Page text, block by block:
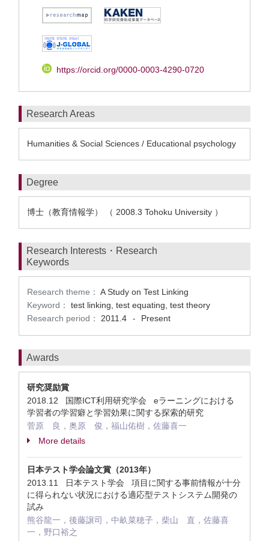
https://orcid.org/0000-0003-4290-0720
Research Areas
Humanities & Social Sciences / Educational psychology
Degree
博士（教育情報学） （ 2008.3 Tohoku University ）
Research Interests・Research
Keywords
Research theme： A Study on Test Linking
Keyword：
test linking, test equating, test theory
Research period：
2011.4 - Present
Awards
研究奨励賞
2018.12 国際ICT利用研究学会 eラーニングにおける
学習者の学習癖と学習効果に関する探索的研究
菅原 良，奥原 俊，福山佑樹，佐藤喜一
More details
日本テスト学会論文賞（2013年）
2013.11 日本テスト学会 項目に関する事前情報が十分
に得られない状況における適応型テストシステム開発の
試み
熊谷龍一，後藤譲司，中畝菜穂子，柴山 直，佐藤喜
一，野口裕之